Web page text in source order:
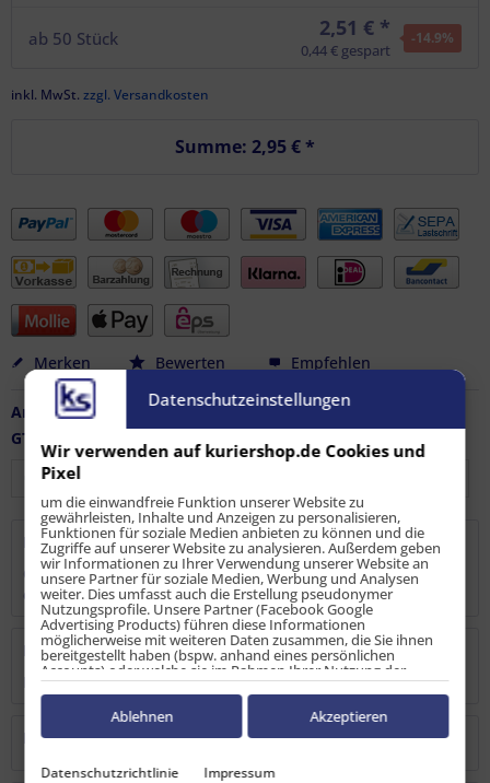
ab 50 Stück 2,51 € *
0,44 € gespart
-14.9%
inkl. MwSt. zzgl. Versandkosten
Summe: 2,95 €*
Merken Bewerten Empfehlen
Artikel-Nr.:
LS-ZO-10288
GTIN / EAN:
Beschreibung
Ovaler Zurrpunkt mit doppelseitig versenkbarem Ring in
einer leichten Ausführung für...mehr
Bewertungen
0
Bewertungen lesen, schreiben und diskutieren...mehr
Hersteller
Datenschutzeinstellungen
Wir verwenden auf kuriershop.de Cookies und
Pixel
um die einwandfreie Funktion unserer Website zu
gewährleisten, Inhalte und Anzeigen zu personalisieren,
Funktionen für soziale Medien anbieten zu können und die
Zugriffe auf unserer Website zu analysieren. Außerdem geben
wir Informationen zu Ihrer Verwendung unserer Website an
unsere Partner für soziale Medien, Werbung und Analysen
weiter. Dies umfasst auch die Erstellung pseudonymer
Nutzungsprofile. Unsere Partner (Facebook Google
Advertising Products) führen diese Informationen
möglicherweise mit weiteren Daten zusammen, die Sie ihnen
bereitgestellt haben (bspw. anhand eines persönlichen
Accounts) oder welche sie im Rahmen Ihrer Nutzung der
Dienste gesammelt haben (bspw. Nutzungsdaten anderer
Geräte). Ihre Einwilligung zur Nutzung von Cookies und Pixeln
können Sie jederzeit widerrufen, indem Sie auf den
Datenschutz-Button links unten klicken und dort die
Datenschutzrichtlinie Impressum
Ablehnen Akzeptieren